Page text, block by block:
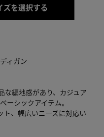
ズを選択する
ィガン
な編地感があり、カジュア
ーシックアイテム。
、幅広いニーズに対応い